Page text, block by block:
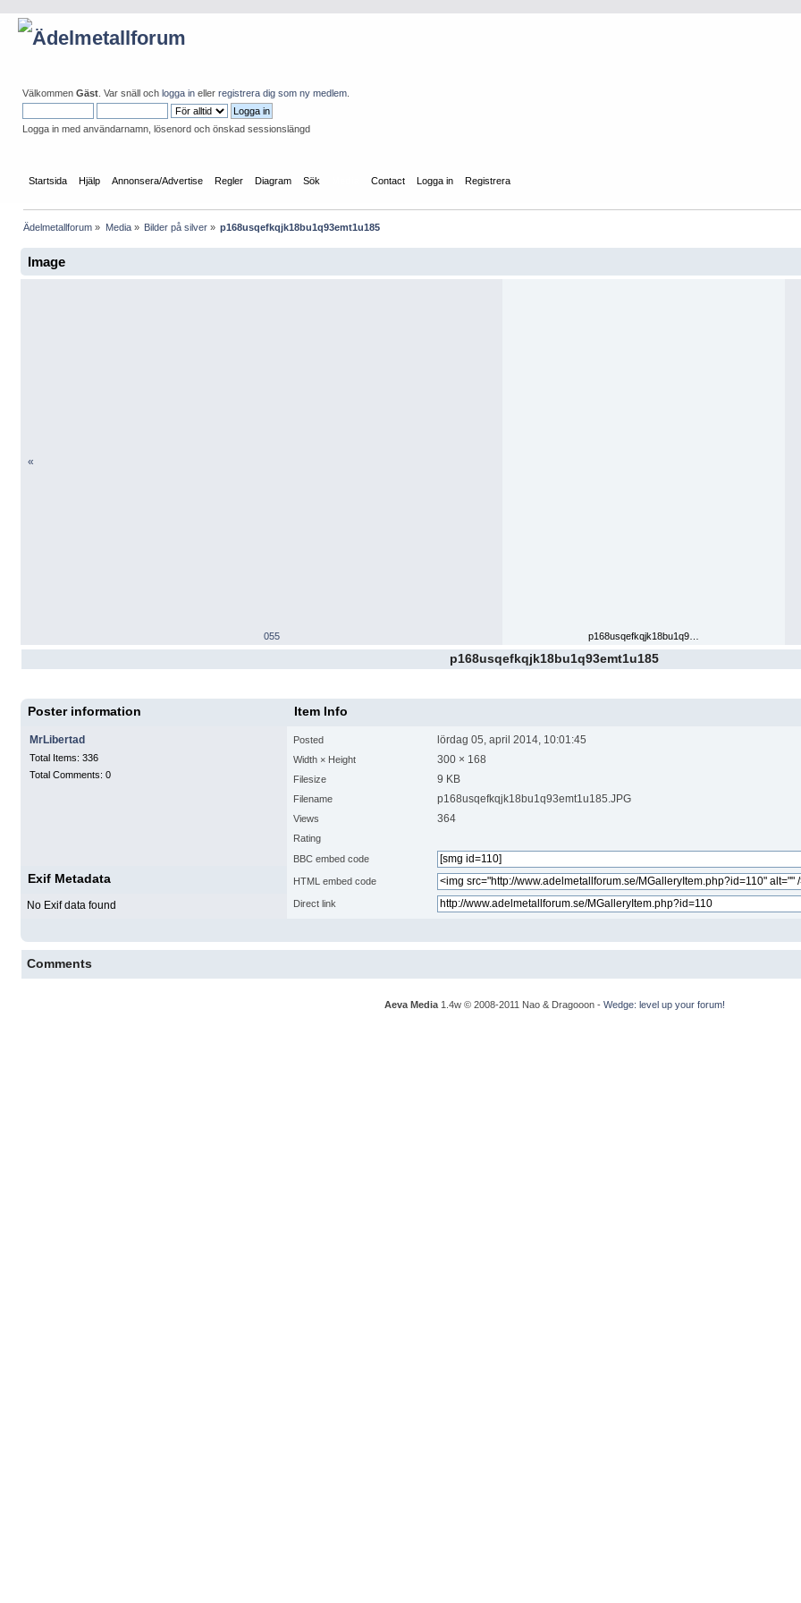
Välkommen Gäst . Var snäll och logga in eller registrera dig som ny medlem
Logga in med användarnamn, lösenord och önskad sessionslängd
Startsida Hjälp Annonsera/Advertise Regler Diagram Sök Contact Logga in Registrera
Ädelmetallforum » Media» Bilder på silver» p168usqefkqjk18bu1q93emt1u185
Image
«
055 p168usqe­fkqjk18bu1q9…
p168usqefkqjk18bu1q93emt1u185
Poster information Item Info
MrLibertad
Total Items: 336
Total Comments: 0
Posted lördag 05, april 2014, 10:01:45
Width × Height 300 × 168
Filesize 9 KB
Filename p168usqefkqjk18bu1q93emt1u185.JPG
Views 364
Rating
BBC embed code
HTML embed code
Direct link
Exif Metadata
No Exif data found
Comments
Aeva Media1.4w © 2008-2011 Nao & Dragooon - Wedge: level up your forum!